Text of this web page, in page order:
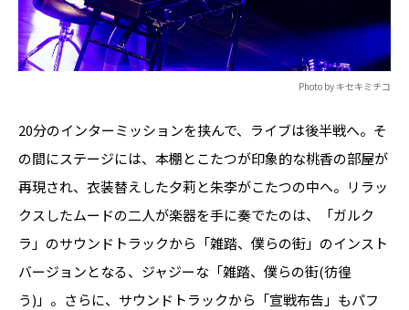
Photo by キセキミチコ
20分のインターミッションを挟んで、ライブは後半戦へ。そ
の間にステージには、本棚とこたつが印象的な桃香の部屋が
再現され、衣装替えした夕莉と朱李がこたつの中へ。リラッ
クスしたムードの二人が楽器を手に奏でたのは、「ガルク
ラ」のサウンドトラックから「雑踏、僕らの街」のインスト
バージョンとなる、ジャジーな「雑踏、僕らの街(彷徨
う)」。さらに、サウンドトラックから「宣戦布告」もパフ